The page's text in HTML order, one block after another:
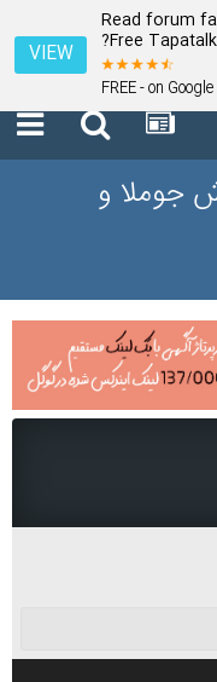
Read forum
Free Tapatalk
FREE - on
VIEW
جوملا و